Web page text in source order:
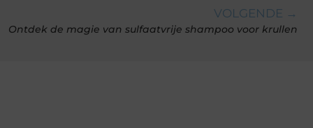
VOLGENDE →
Ontdek de magie van sulfaatvrije shampoo voor krullen